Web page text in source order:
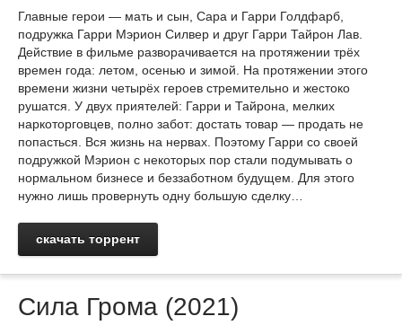
Главные герои — мать и сын, Сара и Гарри Голдфарб,
подружка Гарри Мэрион Силвер и друг Гарри Тайрон Лав.
Действие в фильме разворачивается на протяжении трёх
времен года: летом, осенью и зимой. На протяжении этого
времени жизни четырёх героев стремительно и жестоко
рушатся. У двух приятелей: Гарри и Тайрона, мелких
наркоторговцев, полно забот: достать товар — продать не
попасться. Вся жизнь на нервах. Поэтому Гарри со своей
подружкой Мэрион с некоторых пор стали подумывать о
нормальном бизнесе и беззаботном будущем. Для этого
нужно лишь провернуть одну большую сделку…
скачать торрент
Сила Грома (2021)